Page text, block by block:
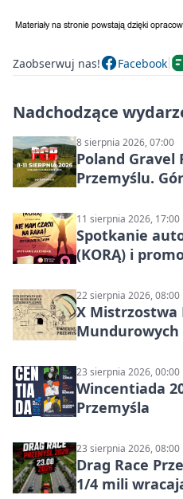
Zaobserwuj nas! Facebook
Nadchodzące
8 sierpnia 2026, 07:00
Poland Gravel
Przemyślu.
11 sierpnia 2026, 17:00
Spotkanie
(KORĄ) i
22 sierpnia 2026, 08:00
X Mistrzostwa
Mundurowych
23 sierpnia 2026, 00:00
Wincentiada
Przemyśla
23 sierpnia 2026, 08:00
Drag Race
1/4 mili